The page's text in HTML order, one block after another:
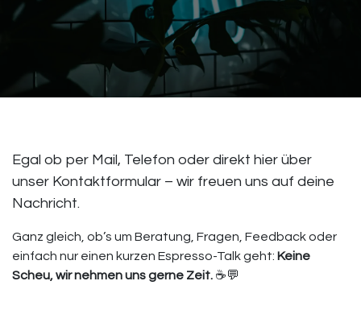
Egal ob per Mail, Telefon oder direkt hier über
unser Kontaktformular – wir freuen uns auf deine
Nachricht.
Ganz gleich, ob’s um Beratung, Fragen, Feedback oder
einfach nur einen kurzen Espresso-Talk geht: Keine
Scheu, wir nehmen uns gerne Zeit. ☕💬